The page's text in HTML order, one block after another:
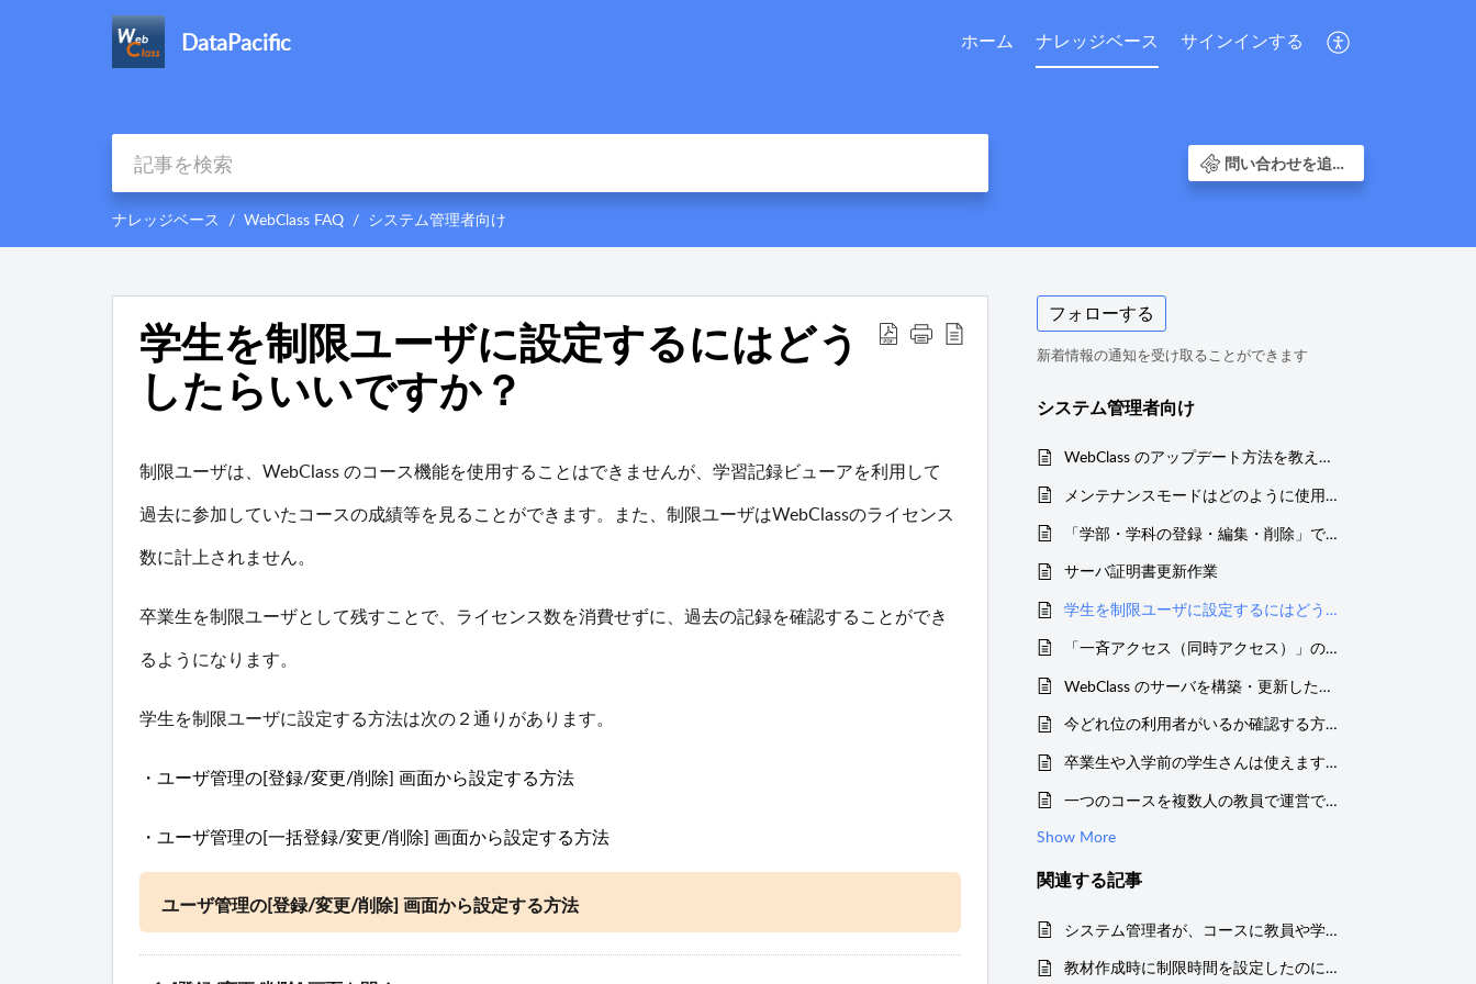
DataPacific ホーム ナレッジベース サインインする
問い合わせを追加する
ナレッジベース WebClass FAQ システム管理者向け
学生を制限ユーザに設定するにはどう
したらいいですか？
制限ユーザは、WebClass のコース機能を使用することはできませんが、学習記録ビューアを利用して
過去に参加していたコースの成績等を見ることができます。また、制限ユーザはWebClassのライセンス
数に計上されません。
卒業生を制限ユーザとして残すことで、ライセンス数を消費せずに、過去の記録を確認することができ
るようになります。
学生を制限ユーザに設定する方法は次の２通りがあります。
・ユーザ管理の[登録/変更/削除] 画面から設定する方法
・ユーザ管理の[一括登録/変更/削除] 画面から設定する方法
ユーザ管理の[登録/変更/削除] 画面から設定する方法
フォローする
新着情報の通知を受け取ることができます
システム管理者向け
WebClass のアップデート方法を教えてください
メンテナンスモードはどのように使用しますか？
「学部・学科の登録・編集・削除」で学部・学科名の順番を変更できない
サーバ証明書更新作業
学生を制限ユーザに設定するにはどうしたらいいですか？
「一斉アクセス（同時アクセス）」の意味について教えてください
WebClass のサーバを構築・更新したいのですが、どのようなスペックが必要ですか？
今どれ位の利用者がいるか確認する方法について知りたいです。
卒業生や入学前の学生さんは使えますか？
一つのコースを複数人の教員で運営できますか？
Show More
関連する記事
システム管理者が、コースに教員や学生を追加する
教材作成時に制限時間を設定したのに、学生の履歴で制限時間を超えた終了時刻が記録されているのはなぜですか？